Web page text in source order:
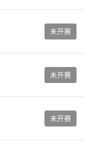
未开赛
未开赛
未开赛